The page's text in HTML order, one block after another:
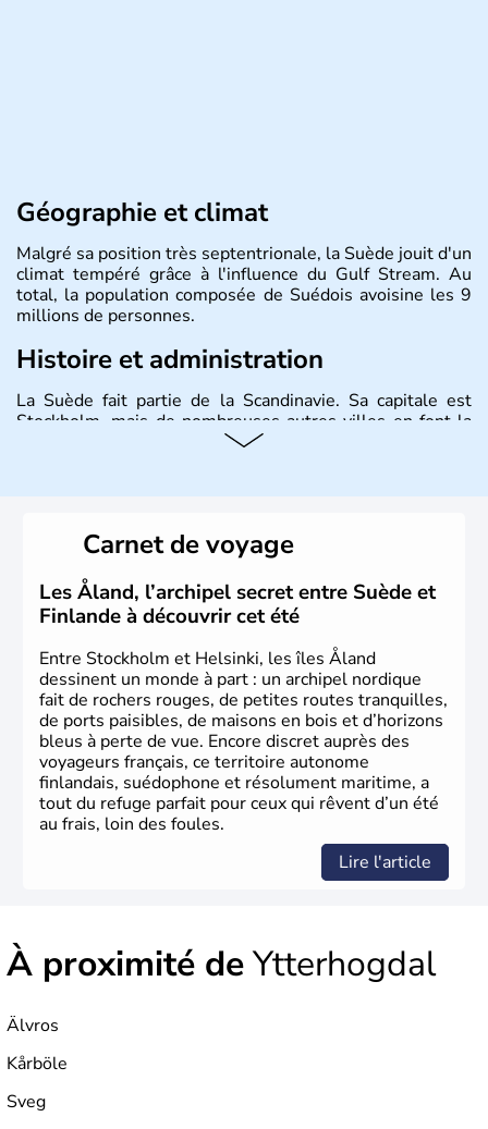
Géographie et climat
Malgré sa position très septentrionale, la Suède jouit d'un
climat tempéré grâce à l'influence du Gulf Stream. Au
total, la population composée de Suédois avoisine les 9
millions de personnes.
Histoire et administration
La Suède fait partie de la Scandinavie. Sa capitale est
Stockholm, mais de nombreuses autres villes en font la
renommée comme Malmö et Göteborg. Elle fait partie de
de cuivre et de bois.
Carnet de voyage
Les Åland, l’archipel secret entre Suède et
Finlande à découvrir cet été
Entre Stockholm et Helsinki, les îles Åland
dessinent un monde à part : un archipel nordique
fait de rochers rouges, de petites routes tranquilles,
de ports paisibles, de maisons en bois et d’horizons
bleus à perte de vue. Encore discret auprès des
voyageurs français, ce territoire autonome
finlandais, suédophone et résolument maritime, a
tout du refuge parfait pour ceux qui rêvent d’un été
au frais, loin des foules.
Lire l'article
À proximité deYtterhogdal
Älvros
Kårböle
Sveg